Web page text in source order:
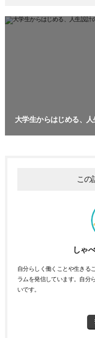
大学生からはじめる、
この
しゃ
自分らしく働くことや生きる
ラムを発信しています。自分
いです。